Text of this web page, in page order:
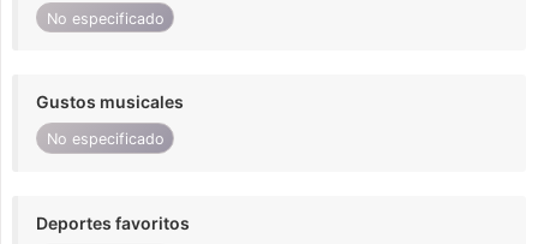
No especificado
Gustos musicales
No especificado
Deportes favoritos